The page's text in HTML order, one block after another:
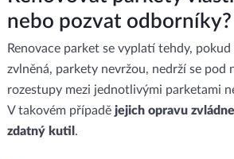
nebo pozvat odborníky?
Renovace parket se vyplatí tehdy,
zvlněná, parkety nevržou, nedrží se pod
rozestupy mezi jednotlivými parketami
V takovém případě jejich opravu
zdatný kutil .